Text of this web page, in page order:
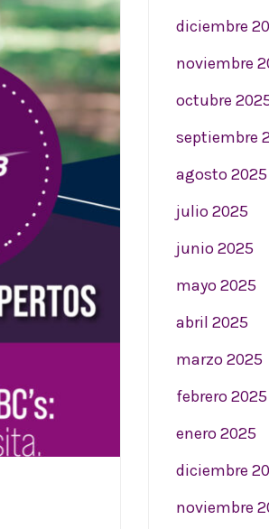
diciembre
noviembre
octubre
septiembre
agosto 2025
julio 2025
junio 2025
mayo 2025
abril 2025
marzo 2025
febrero 2025
enero 2025
diciembre
noviembre